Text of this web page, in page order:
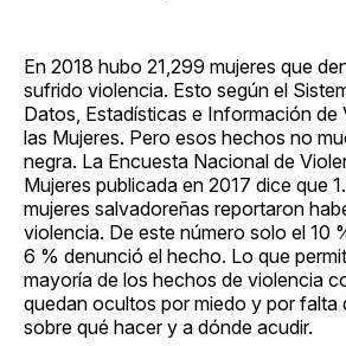
En 2018 hubo 21,299 mujeres que
sufrido violencia. Esto según el
Datos, Estadísticas e Información de
las Mujeres. Pero esos hechos no
negra. La Encuesta Nacional de
Mujeres publicada en 2017 dice que
mujeres salvadoreñas reportaron
violencia. De este número solo el 10
6 % denunció el hecho. Lo que
mayoría de los hechos de violencia
quedan ocultos por miedo y por falta
sobre qué hacer y a dónde acudir.